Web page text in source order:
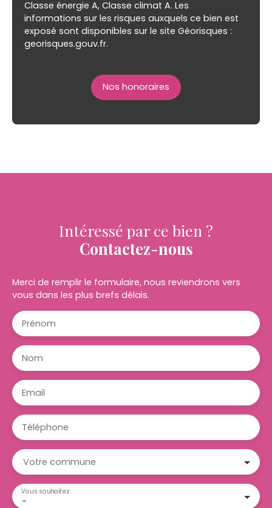
Classe énergie A, Classe climat A. Les
informations sur les risques auxquels ce bien est
exposé sont disponibles sur le site Géorisques :
georisques.gouv.fr.
Nos honoraires
Intéressé par ce bien ?
Contactez-nous
Merci de remplir le formulaire, nous reviendrons vers
vous dans les plus brefs délais.
Prénom
Nom
Email
Téléphone
Votre commune
-
Vous souhaitez